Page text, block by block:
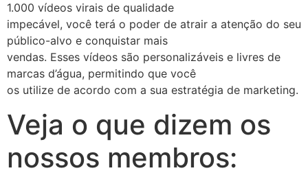
1.000 vídeos virais de qualidade
impecável, você terá o poder de atrair a atenção do seu
público-alvo e conquistar mais
vendas. Esses vídeos são personalizáveis e livres de
marcas d’água, permitindo que você
os utilize de acordo com a sua estratégia de marketing.
Veja o que dizem os
nossos membros: